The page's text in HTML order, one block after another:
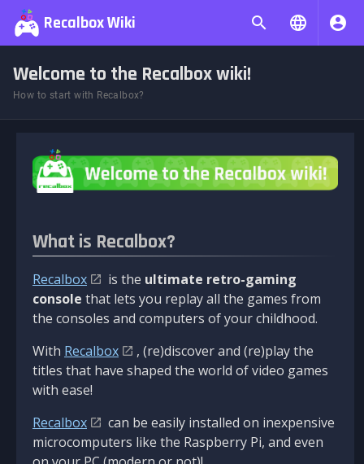
Recalbox Wiki
Welcome to the Recalbox wiki!
How to start with Recalbox?
What is Recalbox?
Recalbox is the ultimate retro-gaming
console that lets you replay all the games from
the consoles and computers of your childhood.
With Recalbox
, (re)discover and (re)play the
titles that have shaped the world of video games
with ease!
Recalbox
can be easily installed on inexpensive
microcomputers like the Raspberry Pi, and even